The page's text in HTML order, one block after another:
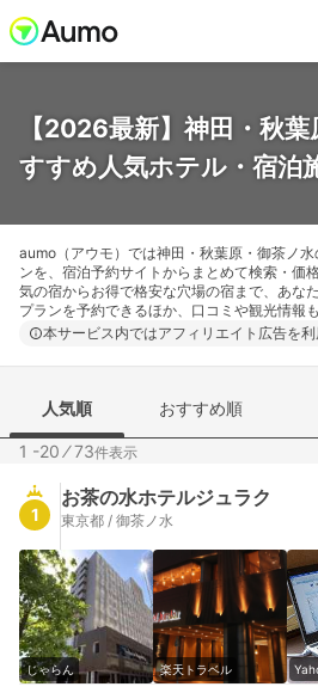
【2026最新】神田・秋
すすめ人気ホテル・宿泊
aumo（アウモ）では神田・秋葉原・御茶ノ
ンを、宿泊予約サイトからまとめて検索・価
気の宿からお得で格安な穴場の宿まで、あな
プランを予約できるほか、口コミや観光情報
本サービス内ではアフィリエイト広告を
人気順 おすすめ順
1 -20 ⁄73件表示
1
お茶の水ホテルジュラク
東京都 / 御茶ノ水
じゃらん 楽天トラベル